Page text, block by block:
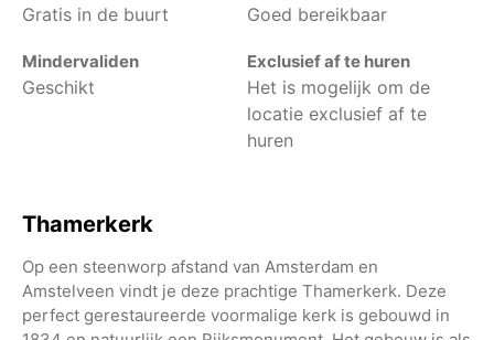
Gratis in de buurt Goed bereikbaar
Mindervaliden
Geschikt
Exclusief af te huren
Het is mogelijk om de
locatie exclusief af te
huren
Thamerkerk
Op een steenworp afstand van Amsterdam en
Amstelveen vindt je deze prachtige Thamerkerk. Deze
perfect gerestaureerde voormalige kerk is gebouwd in